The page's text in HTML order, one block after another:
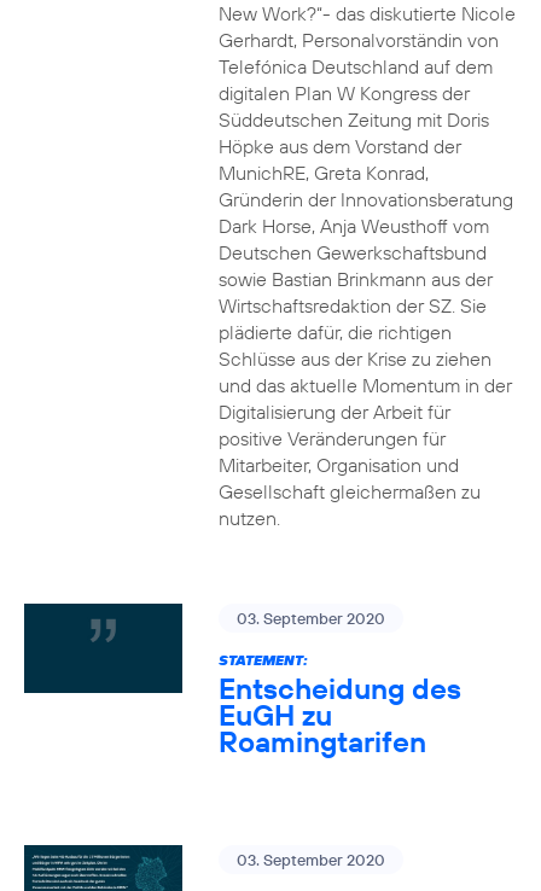
New Work?“- das diskutierte Nicole
Gerhardt, Personalvorständin von
Telefónica Deutschland auf dem
digitalen Plan W Kongress der
Süddeutschen Zeitung mit Doris
Höpke aus dem Vorstand der
MunichRE, Greta Konrad,
Gründerin der Innovationsberatung
Dark Horse, Anja Weusthoff vom
Deutschen Gewerkschaftsbund
sowie Bastian Brinkmann aus der
Wirtschaftsredaktion der SZ. Sie
plädierte dafür, die richtigen
Schlüsse aus der Krise zu ziehen
und das aktuelle Momentum in der
Digitalisierung der Arbeit für
positive Veränderungen für
Mitarbeiter, Organisation und
Gesellschaft gleichermaßen zu
nutzen.
03. September 2020
STATEMENT:
Entscheidung des
EuGH zu
Roamingtarifen
03. September 2020